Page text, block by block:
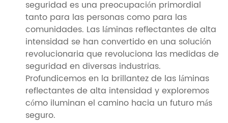
seguridad es una preocupación primordial
tanto para las personas como para las
comunidades. Las láminas reflectantes de alta
intensidad se han convertido en una solución
revolucionaria que revoluciona las medidas de
seguridad en diversas industrias.
Profundicemos en la brillantez de las láminas
reflectantes de alta intensidad y exploremos
cómo iluminan el camino hacia un futuro más
seguro.